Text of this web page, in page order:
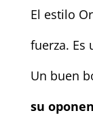
El estilo
fuerza. Es
Un buen
su